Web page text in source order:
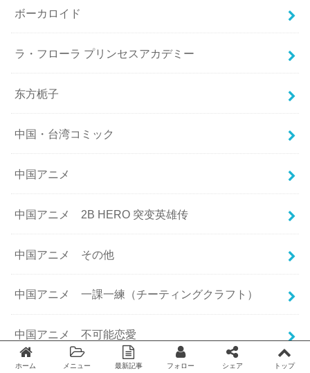
ボーカロイド
ラ・フローラ プリンセスアカデミー
东方栀子
中国・台湾コミック
中国アニメ
中国アニメ 2B HERO 突变英雄传
中国アニメ その他
中国アニメ 一課一練（チーティングクラフト）
中国アニメ 不可能恋愛
ホーム メニュー 最新記事 フォロー シェア トップ
Twitter facebook